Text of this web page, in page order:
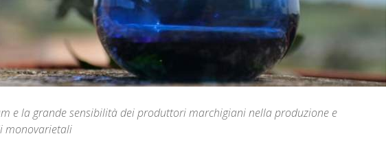
e la grande sensibilità dei produttori marchigiani nella produzione e
monovarietali